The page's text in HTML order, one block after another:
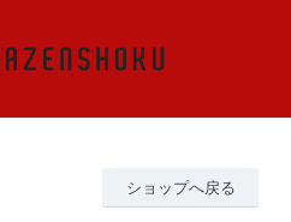
ショップへ戻る